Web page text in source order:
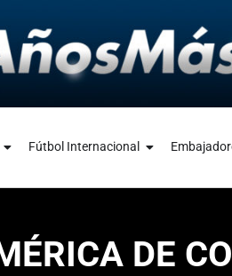
Fútbol Internacional
DE